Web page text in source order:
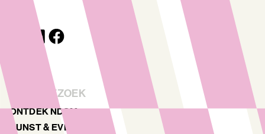
JOUW BEZOEK
ONTDEK NDSM
KUNST & EVENTS